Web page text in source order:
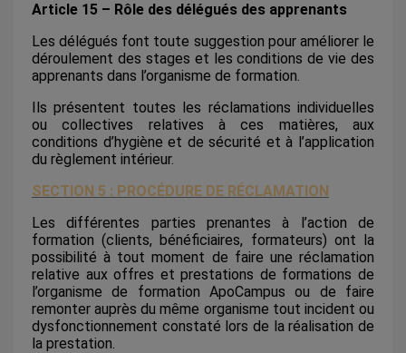
Article 15 – Rôle des délégués des apprenants
Les délégués font toute suggestion pour améliorer le
déroulement des stages et les conditions de vie des
apprenants dans l’organisme de formation.
Ils présentent toutes les réclamations individuelles
ou collectives relatives à ces matières, aux
conditions d’hygiène et de sécurité et à l’application
du règlement intérieur.
SECTION 5 : PROCÉDURE DE RÉCLAMATION
Les différentes parties prenantes à l’action de
formation (clients, bénéficiaires, formateurs) ont la
possibilité à tout moment de faire une réclamation
relative aux offres et prestations de formations de
l’organisme de formation ApoCampus ou de faire
remonter auprès du même organisme tout incident ou
dysfonctionnement constaté lors de la réalisation de
la prestation.